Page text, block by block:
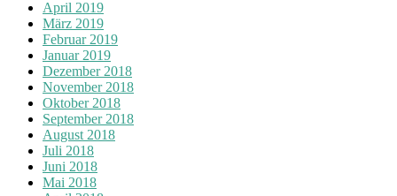
April 2019
März 2019
Februar 2019
Januar 2019
Dezember 2018
November 2018
Oktober 2018
September 2018
August 2018
Juli 2018
Juni 2018
Mai 2018